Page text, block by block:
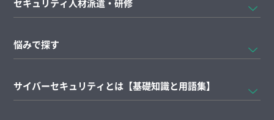
セキュリティ人材派遣・研修
悩みで探す
サイバーセキュリティとは【基礎知識と用語集】